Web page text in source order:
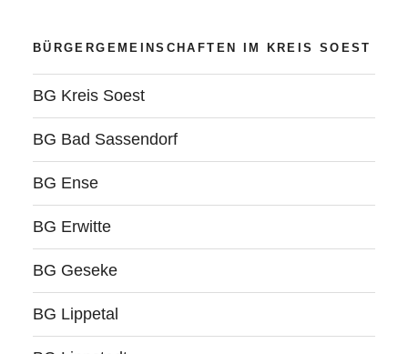
Ergebnis“
BÜRGERGEMEINSCHAFTEN IM KREIS SOEST
BG Kreis Soest
BG Bad Sassendorf
BG Ense
BG Erwitte
BG Geseke
BG Lippetal